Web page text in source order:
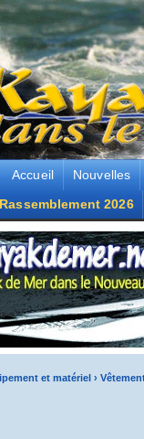
Accueil Nouvelles
Rassemblement 2026
et matériel›